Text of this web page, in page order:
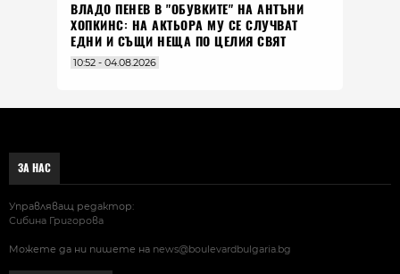
ВЛАДO ПЕНЕВ В "ОБУВКИТЕ" НА АНТЪНИ
ХОПКИНС: НА АКТЬОРА МУ СЕ СЛУЧВАТ
ЕДНИ И СЪЩИ НЕЩА ПО ЦЕЛИЯ СВЯТ
10:52 - 04.08.2026
ЗА НАС
Управляващ редактор:
Сибина Григорова
Можете да ни пишете на news@boulevardbulgaria.bg